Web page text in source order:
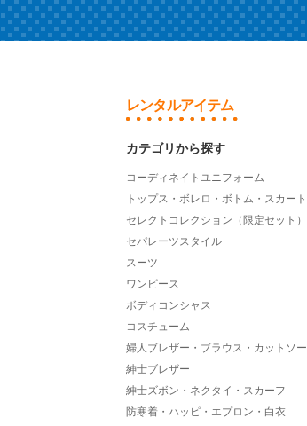
レンタルアイテム
カテゴリから探す
コーディネイトユニフォーム
トップス・ボレロ・ボトム・スカート
セレクトコレクション（限定セット）
セパレーツスタイル
スーツ
ワンピース
ボディコンシャス
コスチューム
婦人ブレザー・ブラウス・カットソー
紳士ブレザー
紳士ズボン・ネクタイ・スカーフ
防寒着・ハッピ・エプロン・白衣